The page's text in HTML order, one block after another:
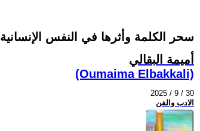
سحر الكلمة وأثرها في النفس الإنسانية
أميمة البقالي
(Oumaima Elbakkali)
2025 / 9 / 30
الادب والفن